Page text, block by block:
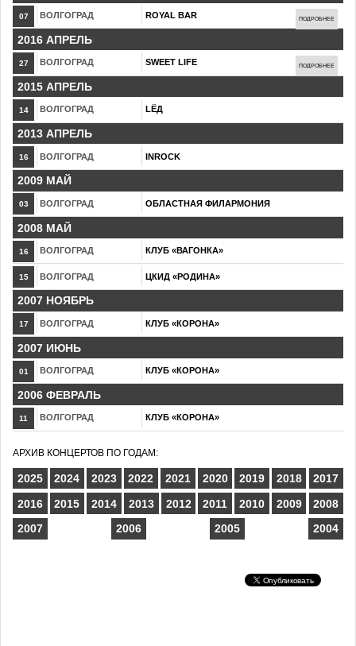
07 ВОЛГОГРАД ROYAL BAR ПОДРОБНЕЕ
2016 АПРЕЛЬ
27 ВОЛГОГРАД SWEET LIFE ПОДРОБНЕЕ
2015 АПРЕЛЬ
14 ВОЛГОГРАД LЁД
2013 АПРЕЛЬ
16 ВОЛГОГРАД INROCK
2009 МАЙ
03 ВОЛГОГРАД ОБЛАСТНАЯ ФИЛАРМОНИЯ
2008 МАЙ
16 ВОЛГОГРАД КЛУБ «ВАГОНКА»
15 ВОЛГОГРАД ЦКИД «РОДИНА»
2007 НОЯБРЬ
17 ВОЛГОГРАД КЛУБ «КОРОНА»
2007 ИЮНЬ
01 ВОЛГОГРАД КЛУБ «КОРОНА»
2006 ФЕВРАЛЬ
11 ВОЛГОГРАД КЛУБ «КОРОНА»
АРХИВ КОНЦЕРТОВ ПО ГОДАМ:
2025 2024 2023 2022 2021 2020 2019 2018
2017
2016
2015 2014 2013 2012 2011 2010 2009
2008
2007
2006 2005 2004